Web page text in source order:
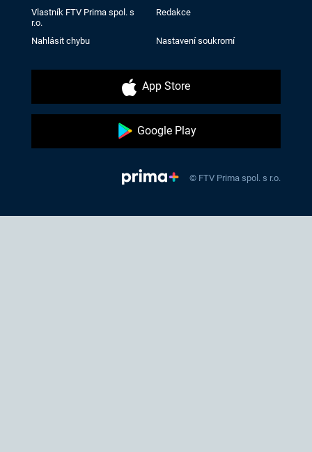
Vlastník FTV Prima spol. s
r.o.
Redakce
Nahlásit chybu Nastavení soukromí
App Store
Google Play
© FTV Prima spol. s r.o.